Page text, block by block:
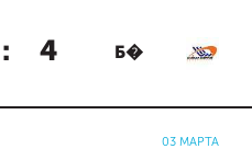
: 4 Б�
03 МАРТА